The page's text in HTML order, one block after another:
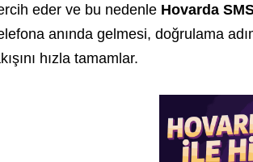
eder ve bu nedenle Hovarda
anında gelmesi, doğrulama
hızla tamamlar.